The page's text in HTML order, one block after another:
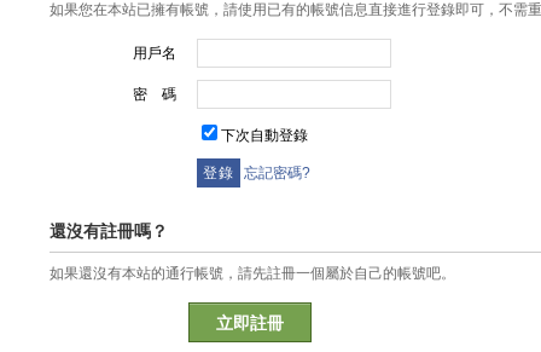
如果您在本站已擁有帳號，請使用已有的帳號信息直接進行登錄即可，不需
用戶名
密 碼
下次自動登錄
忘記密碼?
還沒有註冊嗎？
如果還沒有本站的通行帳號，請先註冊一個屬於自己的帳號吧。
立即註冊